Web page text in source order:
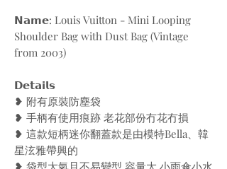
𝗡𝗮𝗺𝗲: Louis Vuitton - Mini Looping
Shoulder Bag with Dust Bag (Vintage
from 2003)
𝗗𝗲𝘁𝗮𝗶𝗹𝘀
❥ 附有原裝防塵袋
❥ 手柄有使用痕跡 老花部份冇花冇損
❥ 這款短柄迷你翻蓋款是由模特Bella、韓
星泫雅帶興的
❥ 袋型大氣且不易變型 容量大 小雨傘小水